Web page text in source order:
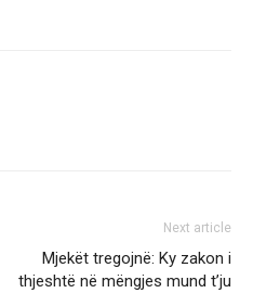
Next article
Mjekët tregojnë: Ky zakon i
thjeshtë në mëngjes mund t’ju